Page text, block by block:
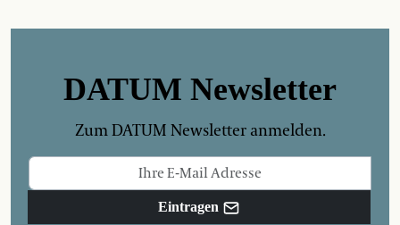
DATUM Newsletter
Zum DATUM Newsletter anmelden.
Eintragen